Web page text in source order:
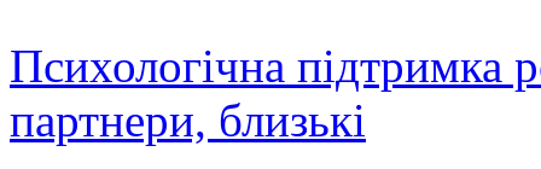
Психологічна підтримка
партнери, близькі